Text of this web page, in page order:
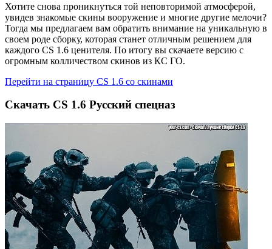
Хотите снова проникнуться той неповторимой атмосферой,
увидев знакомые cкины вооружение и многие другие мелочи?
Тогда мы предлагаем вам обратить внимание на уникальную в
своем роде сборку, которая станет отличным решением для
каждого CS 1.6 ценителя. По итогу вы скачаете версию с
огромным колличеством скинов из КС ГО.
Перейти на страницу CS 1.6 со скинами
Скачать CS 1.6 Русский спецназ